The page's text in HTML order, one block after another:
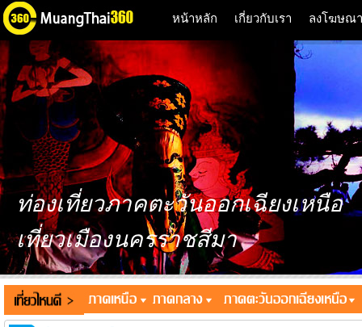
หน้าหลัก เกี่ยวกับเรา ลงโฆษณา
ท่องเที่ยวภาคตะวันออกเฉียงเหนือ
เที่ยวเมืองนครราชสีมา